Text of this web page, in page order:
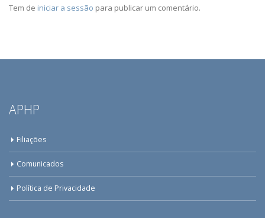
Tem de iniciar a sessão para publicar um comentário.
APHP
Filiações
Comunicados
Política de Privacidade